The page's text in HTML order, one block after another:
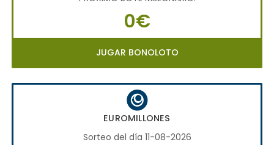
0€
JUGAR BONOLOTO
EUROMILLONES
Sorteo del día 11-08-2026